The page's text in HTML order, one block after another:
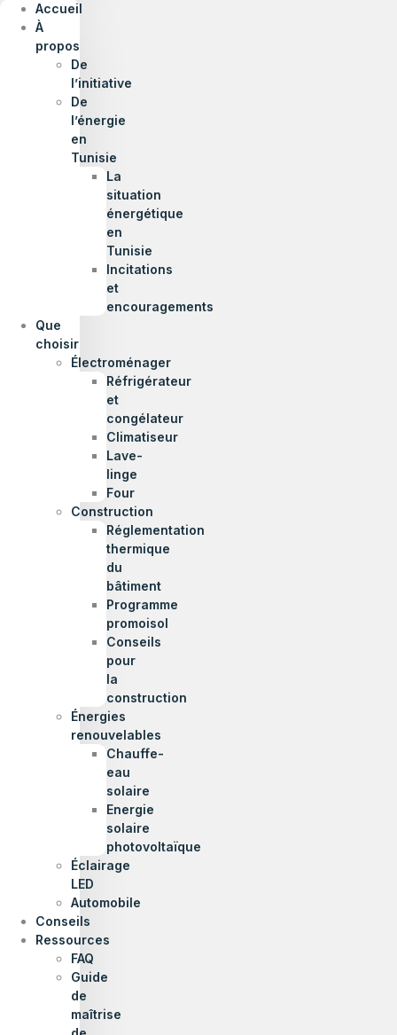
Accueil
À
propos
De
l’initiative
De
l’énergie
en
Tunisie
La
situation
énergétique
en
Tunisie
Incitations
et
encouragements
Que
choisir
Électroménager
Réfrigérateur
et
congélateur
Climatiseur
Lave-
linge
Four
Construction
Réglementation
thermique
du
bâtiment
Programme
promoisol
Conseils
pour
la
construction
Énergies
renouvelables
Chauffe-
eau
solaire
Energie
solaire
photovoltaïque
Éclairage
LED
Automobile
Conseils
Ressources
FAQ
Guide
de
maîtrise